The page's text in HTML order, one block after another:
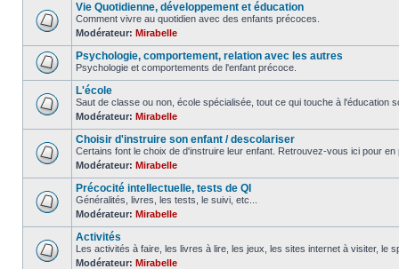
Vie Quotidienne, développement et éducation
Comment vivre au quotidien avec des enfants précoces.
Modérateur: Mirabelle
Psychologie, comportement, relation avec les autres
Psychologie et comportements de l'enfant précoce.
L'école
Saut de classe ou non, école spécialisée, tout ce qui touche à l'éducation
Modérateur: Mirabelle
Choisir d'instruire son enfant / descolariser
Certains font le choix de d'instruire leur enfant. Retrouvez-vous ici pour en
Modérateur: Mirabelle
Précocité intellectuelle, tests de QI
Généralités, livres, les tests, le suivi, etc...
Modérateur: Mirabelle
Activités
Les activités à faire, les livres à lire, les jeux, les sites internet à visiter, le
Modérateur: Mirabelle